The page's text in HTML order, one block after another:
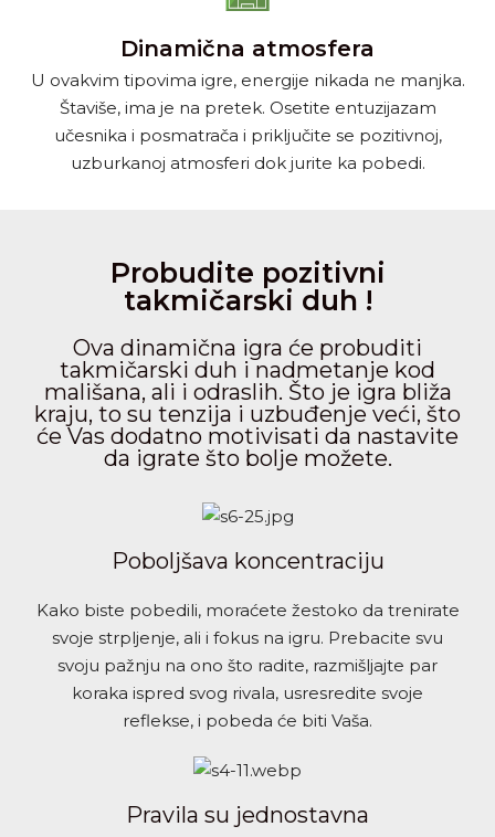
Dinamična atmosfera
U ovakvim tipovima igre, energije nikada ne manjka.
Štaviše, ima je na pretek. Osetite entuzijazam
učesnika i posmatrača i priključite se pozitivnoj,
uzburkanoj atmosferi dok jurite ka pobedi.
Probudite pozitivni
takmičarski duh !
Ova dinamična igra će probuditi
takmičarski duh i nadmetanje kod
mališana, ali i odraslih. Što je igra bliža
kraju, to su tenzija i uzbuđenje veći, što
će Vas dodatno motivisati da nastavite
da igrate što bolje možete.
Poboljšava koncentraciju
Kako biste pobedili, moraćete žestoko da trenirate
svoje strpljenje, ali i fokus na igru. Prebacite svu
svoju pažnju na ono što radite, razmišljajte par
koraka ispred svog rivala, usresredite svoje
reflekse, i pobeda će biti Vaša.
Pravila su jednostavna